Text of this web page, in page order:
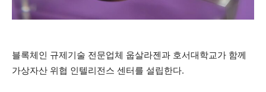
블록체인 규제기술 전문업체 웁살라젠과 호서대학교가 함께
가상자산 위협 인텔리전스 센터를 설립한다.